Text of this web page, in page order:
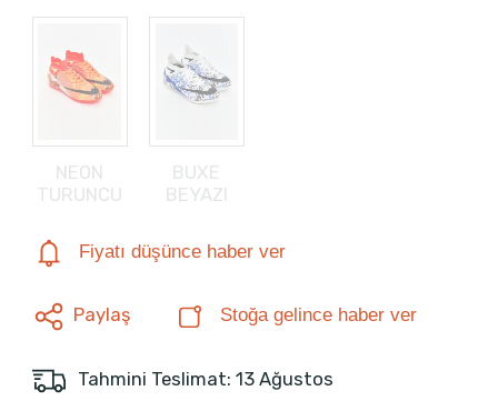
NEON
TURUNCU
BUXE
BEYAZI
Fiyatı düşünce haber ver
Paylaş Stoğa gelince haber ver
Tahmini Teslimat: 13 Ağustos